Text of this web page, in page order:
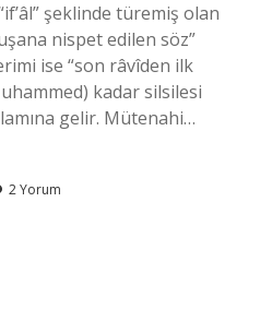
şeklinde türemiş olan
nispet edilen söz”
ise “son râvîden ilk
kadar silsilesi
gelir. Mütenahi…
2 Yorum